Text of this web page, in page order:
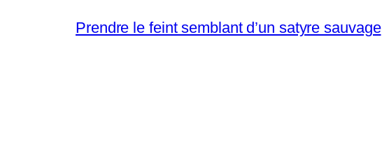
Prendre le feint semblant d’un satyre sauvage